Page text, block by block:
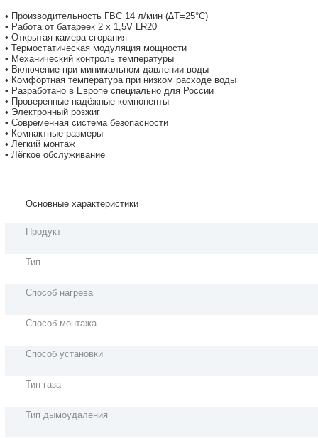
• Производительность ГВС 14 л/мин (∆Т=25°С)
• Работа от батареек 2 x 1,5V LR20
• Открытая камера сгорания
• Термостатическая модуляция мощности
• Механический контроль температуры
• Включение при минимальном давлении воды
• Комфортная температура при низком расходе воды
• Разработано в Европе специально для России
• Проверенные надёжные компоненты
• Электронный розжиг
• Современная система безопасности
• Компактные размеры
• Лёгкий монтаж
• Лёгкое обслуживание
Основные характеристики
Продукт
Тип
Способ нагрева
Способ монтажа
Способ установки
Тип газа
Тип дымоудаления